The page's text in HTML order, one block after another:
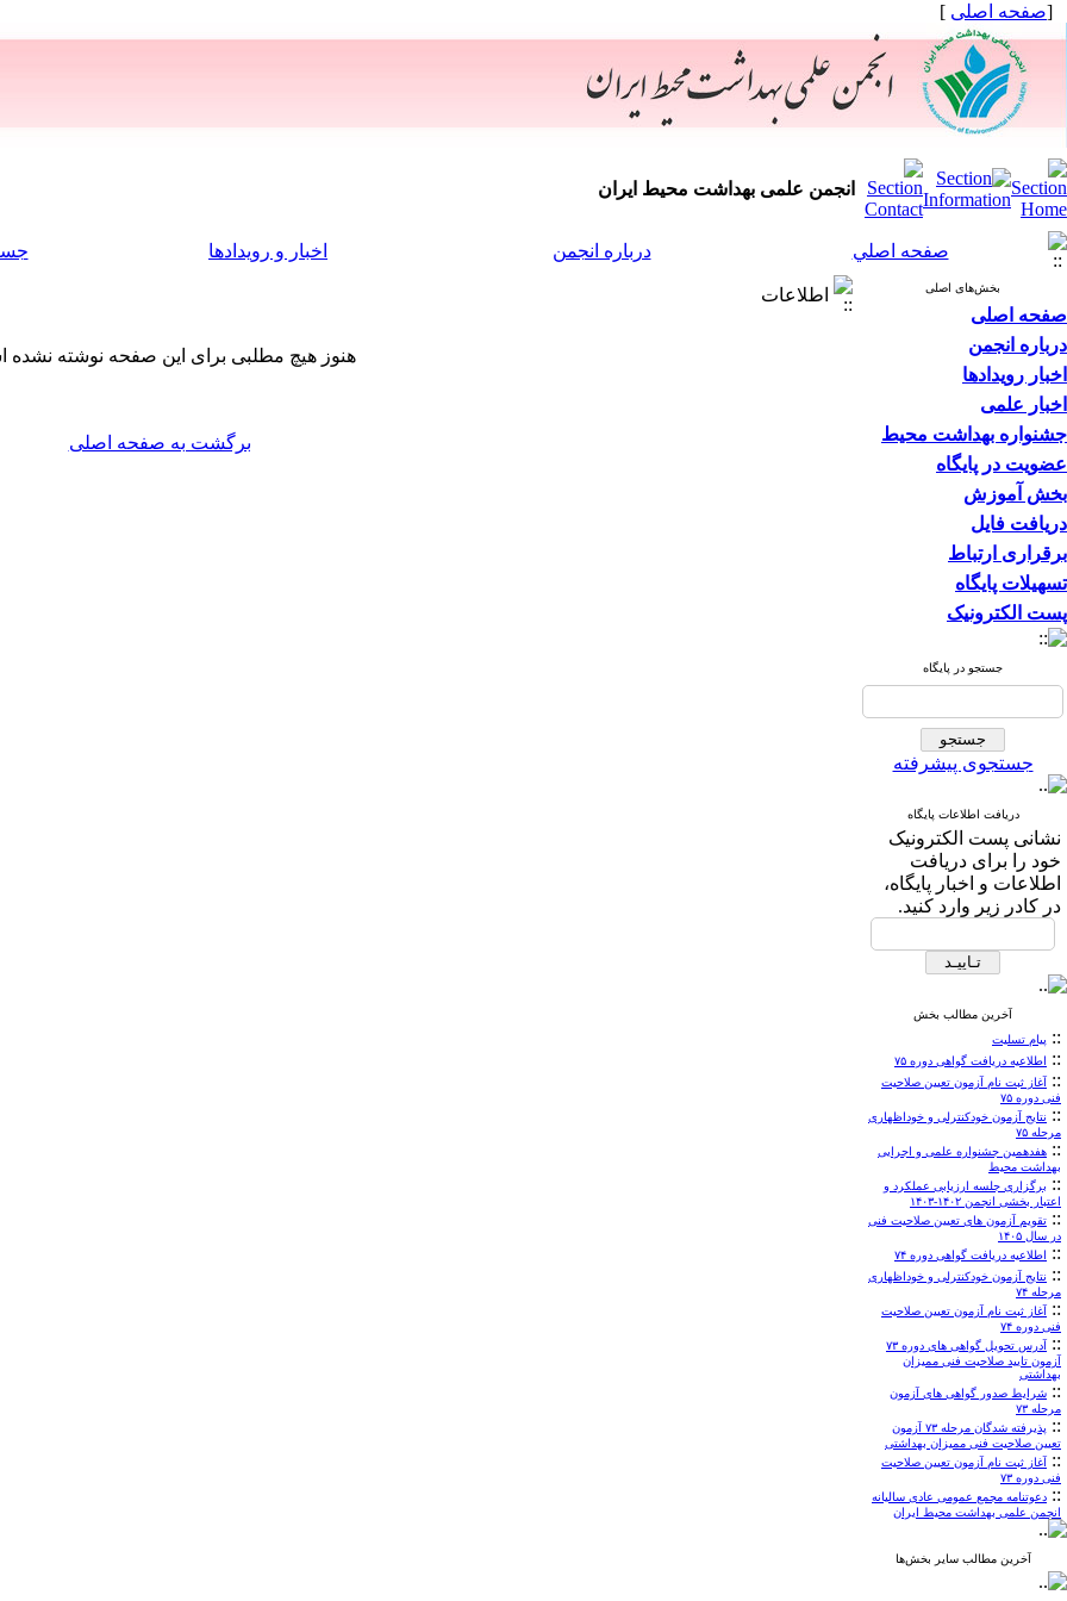
[صفحه اصلی ]
انجمن علمی بهداشت محیط ایران
صفحه اصلي درباره انجمن اخبار و رویدادها
بخش‌های اصلی
صفحه اصلی
درباره انجمن
اخبار رویدادها
اخبار علمی
جشنواره بهداشت محیط
عضویت در پایگاه
بخش آموزش
دریافت فایل
برقراری ارتباط
تسهیلات پایگاه
پست الکترونیک
جستجو در پایگاه
جستجوی پیشرفته
دریافت اطلاعات پایگاه
نشانی پست الکترونیک
خود را برای دریافت
اطلاعات و اخبار پایگاه،
در کادر زیر وارد کنید.
آخرین مطالب بخش
:: پیام تسلیت
:: اطلاعیه دریافت گواهی دوره ۷۵
:: آغاز ثبت نام آزمون تعیین صلاحیت
فنی دوره ۷۵
:: نتایج آزمون خودکنترلی و خوداظهاری
مرحله ۷۵
:: هفدهمین جشنواره علمی و اجرایی
بهداشت محیط
:: برگزاری جلسه ارزیابی عملکرد و
اعتبار بخشی انجمن ۱۴۰۲-۱۴۰۳
:: تقویم آزمون های تعیین صلاحیت فنی
در سال ۱۴۰۵
:: اطلاعیه دریافت گواهی دوره ۷۴
:: نتایج آزمون خودکنترلی و خوداظهاری
مرحله ۷۴
:: آغاز ثبت نام آزمون تعیین صلاحیت
فنی دوره ۷۴
::
آدرس تحویل گواهی های دوره ۷۳
آزمون تایید صلاحیت فنی ممیزان
بهداشتی
:: شرایط صدور گواهی های آزمون
مرحله ۷۳
::
پذیرفته شدگان مرحله ۷۳ آزمون
تعیین صلاحیت فنی ممیزان بهداشتی
:: آغاز ثبت نام آزمون تعیین صلاحیت
فنی دوره ۷۳
:: دعوتنامه مجمع عمومی عادی سالیانه
انجمن علمی بهداشت محیط ایران
آخرین مطالب سایر بخش‌ها
اطلاعات
هنوز هیچ مطلبی برای این صفحه نوشته
برگشت به صفحه اصلی